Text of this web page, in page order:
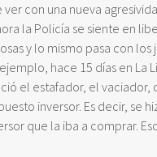
con una nueva
la Policía se siente en
y lo mismo pasa con
hace 15 días en
el estafador, el vaciador,
inversor. Es decir, se
que la iba a comprar.